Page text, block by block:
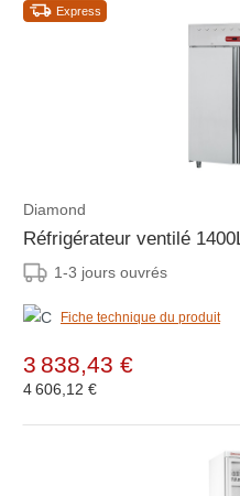
Express
Diamond
Réfrigérateur ventilé
1-3 jours ouvrés
Fiche technique du produit
3 838,43 €
4 606,12 €